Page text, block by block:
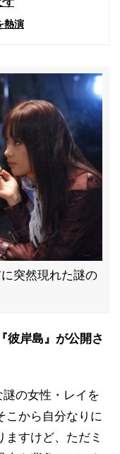
熱演
突然現れた謎の
岸島』が公開さ
謎の女性・レイを
こから自分なりに
すけど、ただミ